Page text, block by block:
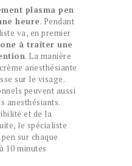
plasma pen
heure. Pendant
va, en premier
à traiter une
. La manière
anesthésiante
sur le visage.
peuvent aussi
anesthésiants.
et de la
le spécialiste
sur chaque
10 minutes